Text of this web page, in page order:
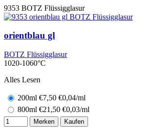
9353 BOTZ Flüssigglasur
orientblau gl
BOTZ Flüssigglasur
1020-1060°C
Alles Lesen
200ml €7,50 €0,04/ml
800ml €21,50 €0,03/ml
Merken Kaufen